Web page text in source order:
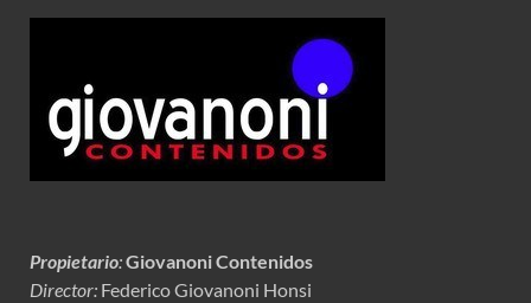
Propietario:Giovanoni Contenidos
Director: Federico Giovanoni Honsi